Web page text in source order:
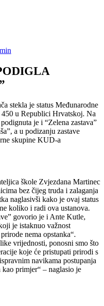
stekla je status Međunarodne
u Republici Hrvatskoj. Na
je i “Zelena zastava”
a u podizanju zastave
skupine KUD-a
škole Zvjezdana Martinec
bez čijeg truda i zalaganja
naglasivši kako je ovaj status
koliko i radi ova ustanova.
govorio je i Ante Kutle,
je istaknuo važnost
nema opstanka“.
vrijednosti, ponosni smo što
koje će pristupati prirodi s
navikama postupanja
primjer“ – naglasio je